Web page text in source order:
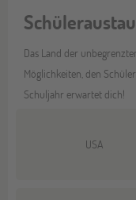
Das Land der
Möglichkeiten, den
Schuljahr erwartet dich!
USA